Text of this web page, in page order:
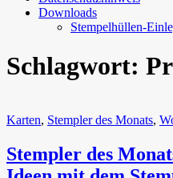
Downloads
Stempelhüllen-
Schlagwort:
Karten, Stempler des Monats,
Stempler des